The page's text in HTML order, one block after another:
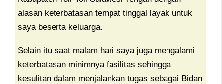
alasan keterbatasan tempat tinggal layak untuk
saya beserta keluarga.
Selain itu saat malam hari saya juga mengalami
keterbatasan minimnya fasilitas sehingga
kesulitan dalam menjalankan tugas sebagai Bidan